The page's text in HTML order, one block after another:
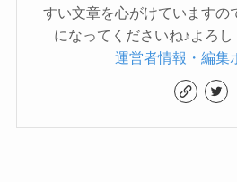
すい文章を心がけていますの
になってくださいね♪よろし
運営者情報・編集